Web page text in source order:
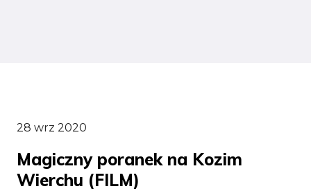
28 wrz 2020
Magiczny poranek na Kozim
Wierchu (FILM)